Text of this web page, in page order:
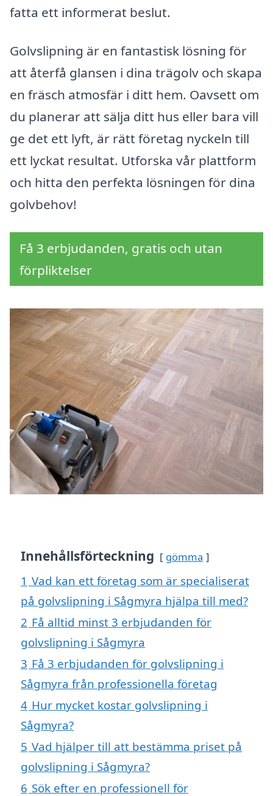
fatta ett informerat beslut.
Golvslipning är en fantastisk lösning för
att återfå glansen i dina trägolv och skapa
en fräsch atmosfär i ditt hem. Oavsett om
du planerar att sälja ditt hus eller bara vill
ge det ett lyft, är rätt företag nyckeln till
ett lyckat resultat. Utforska vår plattform
och hitta den perfekta lösningen för dina
golvbehov!
Få 3 erbjudanden, gratis och utan
förpliktelser
Innehållsförteckning gömma
1 Vad kan ett företag som är specialiserat
på golvslipning i Sågmyra hjälpa till med?
2 Få alltid minst 3 erbjudanden för
golvslipning i Sågmyra
3 Få 3 erbjudanden för golvslipning i
Sågmyra från professionella företag
4 Hur mycket kostar golvslipning i
Sågmyra?
5 Vad hjälper till att bestämma priset på
golvslipning i Sågmyra?
6 Sök efter en professionell för